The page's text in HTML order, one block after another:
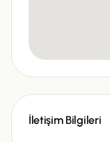
İletişim Bilgileri